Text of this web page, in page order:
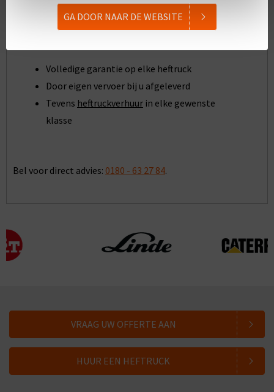
GA DOOR NAAR DE WEBSITE
Volledige garantie op elke heftruck
Door eigen vervoer bij u afgeleverd
Tevens heftruckverhuur in elke gewenste
klasse
Bel voor direct advies: 0180 - 63 27 84.
VRAAG UW OFFERTE AAN
HUUR EEN HEFTRUCK